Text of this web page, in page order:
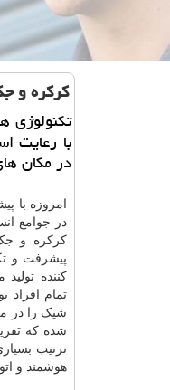
كركره و
تكنولوژی
با رعایت
در مكان
امروزه با
در جوامع
کرکره و جک
پیشرفت و
کننده
تمام افراد
شیک را در
شده که
ترتیب
هوشمند و